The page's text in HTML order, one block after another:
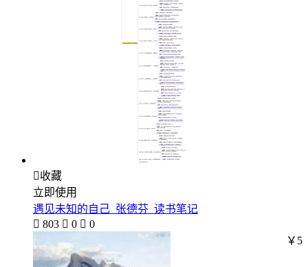
收藏
立即使用
遇见未知的自己_张德芬_读书笔记
 803  0  0
￥5